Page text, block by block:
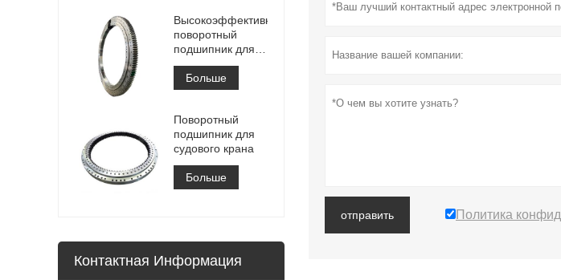
отправить Политика
Высокоэффективный
поворотный
подшипник для
штабелеукладчика
Больше
Поворотный
подшипник для
судового крана
Больше
Контактная Информация